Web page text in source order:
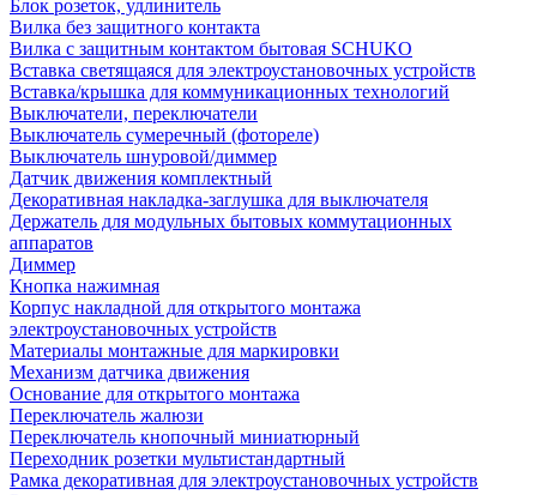
Блок розеток, удлинитель
Вилка без защитного контакта
Вилка с защитным контактом бытовая SCHUKO
Вставка светящаяся для электроустановочных устройств
Вставка/крышка для коммуникационных технологий
Выключатели, переключатели
Выключатель сумеречный (фотореле)
Выключатель шнуровой/диммер
Датчик движения комплектный
Декоративная накладка-заглушка для выключателя
Держатель для модульных бытовых коммутационных
аппаратов
Диммер
Кнопка нажимная
Корпус накладной для открытого монтажа
электроустановочных устройств
Материалы монтажные для маркировки
Механизм датчика движения
Основание для открытого монтажа
Переключатель жалюзи
Переключатель кнопочный миниатюрный
Переходник розетки мультистандартный
Рамка декоративная для электроустановочных устройств